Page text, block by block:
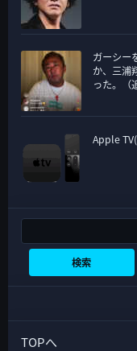
ガーシー
か、三浦
った。（
Apple
検索
TOPへ